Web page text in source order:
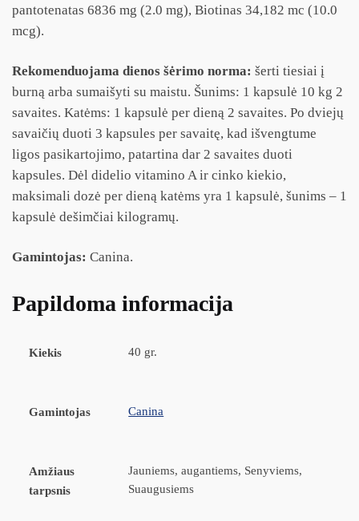
pantotenatas 6836 mg (2.0 mg), Biotinas 34,182 mc (10.0
mcg).
Rekomenduojama dienos šėrimo norma: šerti tiesiai į
burną arba sumaišyti su maistu. Šunims: 1 kapsulė 10 kg 2
savaites. Katėms: 1 kapsulė per dieną 2 savaites. Po dviejų
savaičių duoti 3 kapsules per savaitę, kad išvengtume
ligos pasikartojimo, patartina dar 2 savaites duoti
kapsules. Dėl didelio vitamino A ir cinko kiekio,
maksimali dozė per dieną katėms yra 1 kapsulė, šunims – 1
kapsulė dešimčiai kilogramų.
Gamintojas: Canina.
Papildoma informacija
Kiekis 40 gr.
Gamintojas Canina
Amžiaus
tarpsnis
Jauniems, augantiems, Senyviems,
Suaugusiems